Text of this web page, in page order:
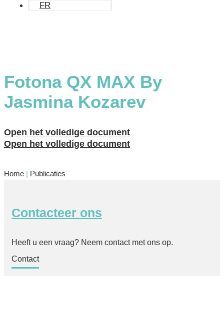
FR
Fotona QX MAX By
Jasmina Kozarev
Open het volledige document
Open het volledige document
Home Publicaties
Contacteer ons
Heeft u een vraag? Neem contact met ons op.
Contact